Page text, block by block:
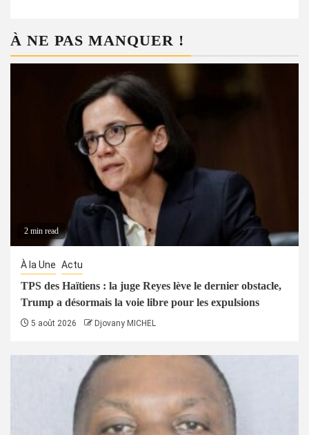
À NE PAS MANQUER !
2 min read
À la Une Actu
TPS des Haïtiens : la juge Reyes lève le dernier obstacle,
Trump a désormais la voie libre pour les expulsions
5 août 2026 Djovany MICHEL